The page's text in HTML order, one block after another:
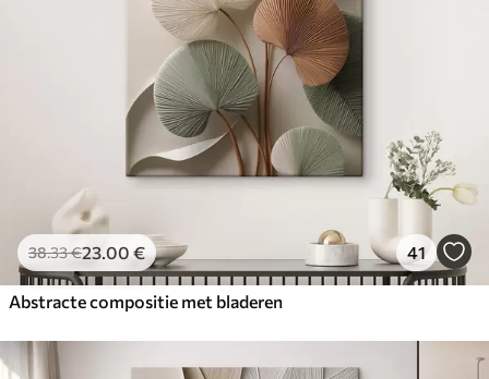
38.33€23.00 € 41
Abstracte compositie met bladeren